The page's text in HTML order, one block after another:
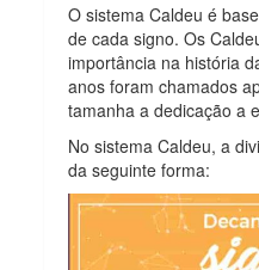
O sistema Caldeu é
de cada signo. Os
importância na história
anos foram chamados
tamanha a dedicação a
No sistema Caldeu, a
da seguinte forma: